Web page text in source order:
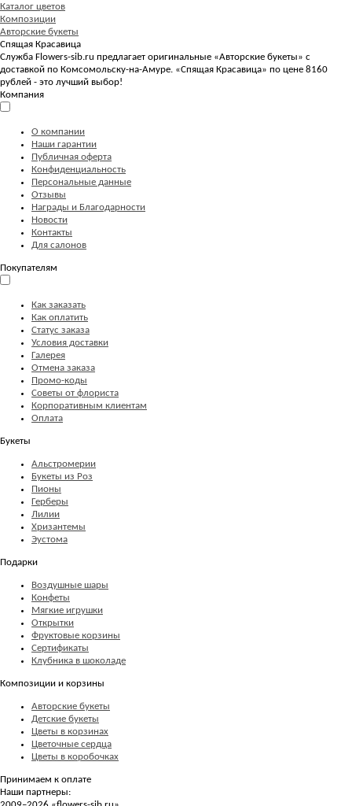
Каталог цветов
Композиции
Авторские букеты
Спящая Красавица
Служба Flowers-sib.ru предлагает оригинальные «Авторские букеты» с
доставкой по Комсомольску-на-Амуре. «Спящая Красавица» по цене 8160
рублей - это лучший выбор!
Компания
О компании
Наши гарантии
Публичная оферта
Конфиденциальность
Персональные данные
Отзывы
Награды и Благодарности
Новости
Контакты
Для салонов
Покупателям
Как заказать
Как оплатить
Статус заказа
Условия доставки
Галерея
Отмена заказа
Промо-коды
Советы от флориста
Корпоративным клиентам
Оплата
Букеты
Альстромерии
Букеты из Роз
Пионы
Герберы
Лилии
Хризантемы
Эустома
Подарки
Воздушные шары
Конфеты
Мягкие игрушки
Открытки
Фруктовые корзины
Сертификаты
Клубника в шоколаде
Композиции и корзины
Авторские букеты
Детские букеты
Цветы в корзинах
Цветочные сердца
Цветы в коробочках
Принимаем к оплате
Наши партнеры: